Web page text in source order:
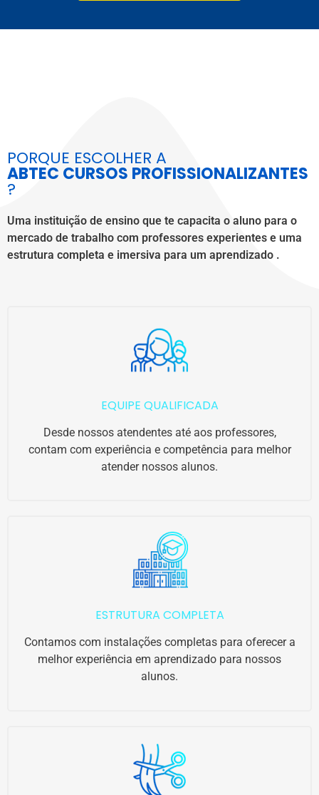
PORQUE ESCOLHER A
ABTEC CURSOS PROFISSIONALIZANTES
?
Uma instituição de ensino que te capacita o aluno para o
mercado de trabalho com professores experientes e uma
estrutura completa e imersiva para um aprendizado .
EQUIPE QUALIFICADA
Desde nossos atendentes até aos professores,
contam com experiência e competência para melhor
atender nossos alunos.
ESTRUTURA COMPLETA
Contamos com instalações completas para oferecer a
melhor experiência em aprendizado para nossos
alunos.